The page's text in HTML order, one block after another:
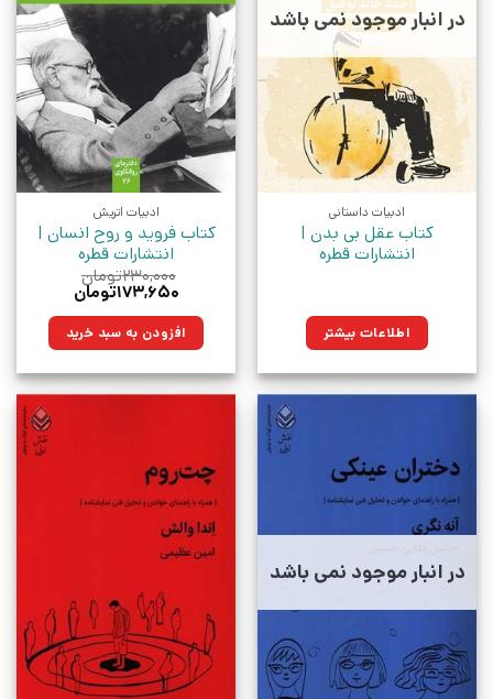
در انبار موجود نمی باشد
ادبیات داستانی
کتاب عقل بی بدن |
انتشارات قطره
اطلاعات بیشتر
ادبیات اتریش
کتاب فروید و روح انسان |
انتشارات قطره
۲۳۰,۰۰۰تومان
قیمت
۲۳۰,۰۰۰تومان
بود.
۱۷۳,۶۵۰تومان
۱۷۳,۶۵۰تومان.افزودن به سبد خرید
در انبار موجود نمی باشد